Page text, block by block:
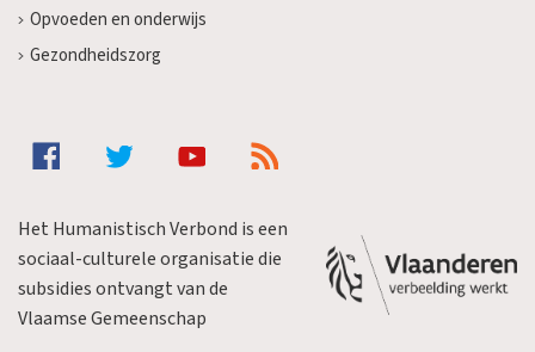
Opvoeden en onderwijs
Gezondheidszorg
Het Humanistisch Verbond is een
sociaal-culturele organisatie die
subsidies ontvangt van de
Vlaamse Gemeenschap